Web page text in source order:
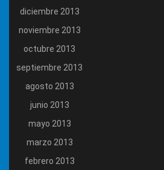
diciembre 2013
noviembre 2013
octubre 2013
septiembre 2013
agosto 2013
junio 2013
mayo 2013
marzo 2013
febrero 2013